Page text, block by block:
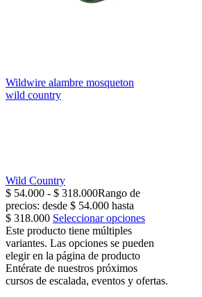
Wildwire alambre mosqueton
wild country
Wild Country
$ 54.000 - $ 318.000Rango de
precios: desde $ 54.000 hasta
$ 318.000 Seleccionar opciones
Este producto tiene múltiples
variantes. Las opciones se pueden
elegir en la página de producto
Entérate de nuestros próximos
cursos de escalada, eventos y ofertas.